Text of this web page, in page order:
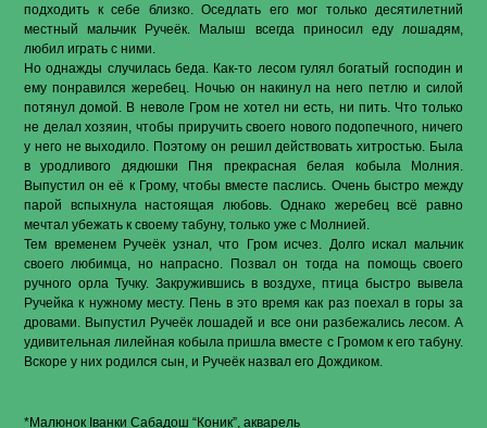
подходить к себе близко. Оседлать его мог только десятилетний
местный мальчик Ручеёк. Малыш всегда приносил еду лошадям,
любил играть с ними.
Но однажды случилась беда. Как-то лесом гулял богатый господин и
ему понравился жеребец. Ночью он накинул на него петлю и силой
потянул домой. В неволе Гром не хотел ни есть, ни пить. Что только
не делал хозяин, чтобы приручить своего нового подопечного, ничего
у него не выходило. Поэтому он решил действовать хитростью. Была
в уродливого дядюшки Пня прекрасная белая кобыла Молния.
Выпустил он её к Грому, чтобы вместе паслись. Очень быстро между
парой вспыхнула настоящая любовь. Однако жеребец всё равно
мечтал убежать к своему табуну, только уже с Молнией.
Тем временем Ручеёк узнал, что Гром исчез. Долго искал мальчик
своего любимца, но напрасно. Позвал он тогда на помощь своего
ручного орла Тучку. Закружившись в воздухе, птица быстро вывела
Ручейка к нужному месту. Пень в это время как раз поехал в горы за
дровами. Выпустил Ручеёк лошадей и все они разбежались лесом. А
удивительная лилейная кобыла пришла вместе с Громом к его табуну.
Вскоре у них родился сын, и Ручеёк назвал его Дождиком.
*Малюнок Іванки Сабадош “Коник”, акварель